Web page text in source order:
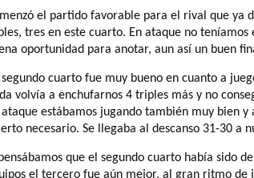
el partido favorable para el rival que ya
tres en este cuarto. En ataque no
oportunidad para anotar, aun así un buen
segundo cuarto fue muy bueno en cuanto a
volvía a enchufarnos 4 triples más y no
estábamos jugando también muy bien
necesario. Se llegaba al descanso 31-30 a
que el segundo cuarto había sido
el tercero fue aún mejor, al gran ritmo de